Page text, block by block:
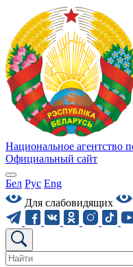
Национальное агентство
Официальный сайт
Бел Рус Eng
Для слабовидящих